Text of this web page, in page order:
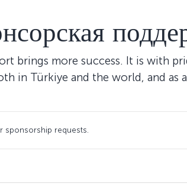
brings more success. It is with
in Türkiye and the world, and as
sponsorship requests.